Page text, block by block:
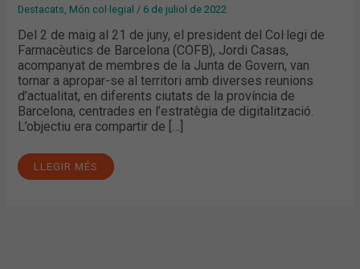
Destacats, Món col·legial / 6 de juliol de 2022
Del 2 de maig al 21 de juny, el president del Col·legi de
Farmacèutics de Barcelona (COFB), Jordi Casas,
acompanyat de membres de la Junta de Govern, van
tornar a apropar-se al territori amb diverses reunions
d’actualitat, en diferents ciutats de la província de
Barcelona, centrades en l’estratègia de digitalització.
L’objectiu era compartir de […]
LLEGIR MÉS